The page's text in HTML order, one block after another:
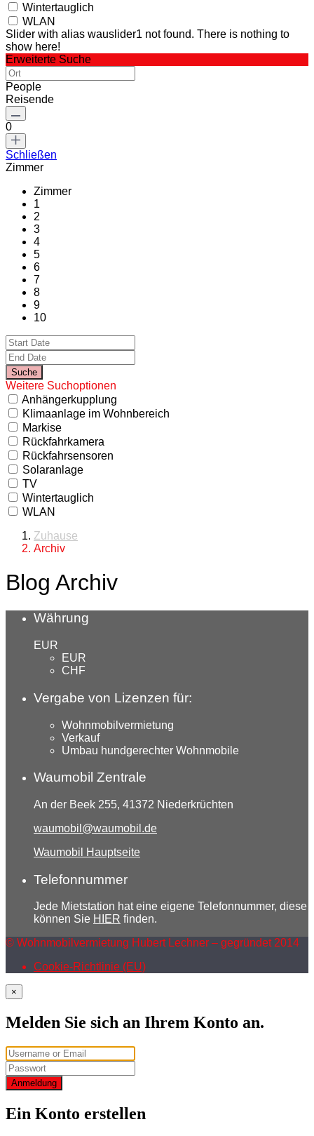
Wintertauglich
WLAN
Slider with alias wauslider1 not found. There is nothing to
show here!
Erweiterte Suche
People
Reisende
0
Schließen
Zimmer
Zimmer
1
2
3
4
5
6
7
8
9
10
Weitere Suchoptionen
Anhängerkupplung
Klimaanlage im Wohnbereich
Markise
Rückfahrkamera
Rückfahrsensoren
Solaranlage
TV
Wintertauglich
WLAN
Zuhause
Archiv
Blog Archiv
Währung
EUR
EUR
CHF
Vergabe von Lizenzen für:
Wohnmobilvermietung
Verkauf
Umbau hundgerechter Wohnmobile
Waumobil Zentrale
An der Beek 255, 41372 Niederkrüchten
waumobil@waumobil.de
Waumobil Hauptseite
Telefonnummer
Jede Mietstation hat eine eigene Telefonnummer, diese
können Sie HIER finden.
© Wohnmobilvermietung Hubert Lechner – gegründet 2014
Cookie-Richtlinie (EU)
×
Melden Sie sich an Ihrem Konto an.
Anmeldung
Ein Konto erstellen